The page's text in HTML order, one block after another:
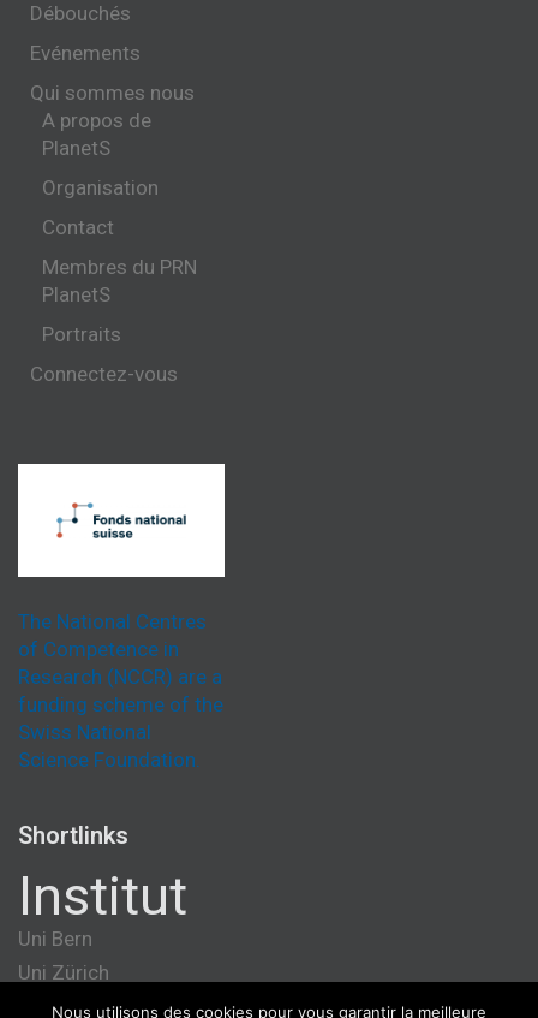
Débouchés
Evénements
Qui sommes nous
A propos de
PlanetS
Organisation
Contact
Membres du PRN
PlanetS
Portraits
Connectez-vous
The National Centres
of Competence in
Research (NCCR) are a
funding scheme of the
Swiss National
Science Foundation.
Shortlinks
Institut
Uni Bern
Uni Zürich
Université de Genève
Nous utilisons des cookies pour vous garantir la meilleure